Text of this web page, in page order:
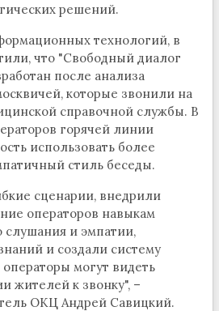
решений.
технологий, в
что "Свободный диалог
после анализа
которые звонили на
справочной службы. В
горячей линии
использовать более
стиль беседы.
сценарии, внедрили
операторов навыкам
слушания и эмпатии,
и создали систему
операторы могут видеть
жителей к звонку", –
ОКЦ Андрей Савицкий.